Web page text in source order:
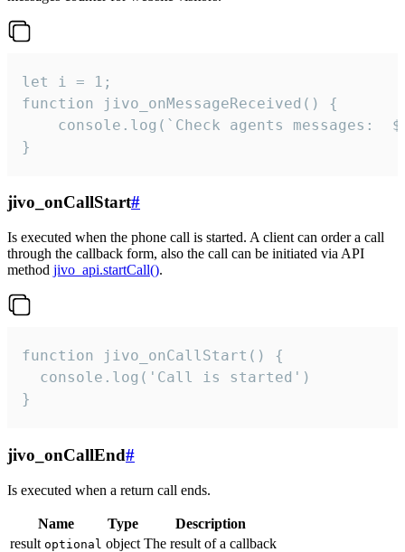
let i = 1;
function jivo_onMessageReceived() {
}
jivo_onCallStart#
Is executed when the phone call is started. A client can order a call
through the callback form, also the call can be initiated via API
method jivo_api.startCall().
function jivo_onCallStart() {
  console.log('Call is started')
}
jivo_onCallEnd#
Is executed when a return call ends.
Name Type
Description
result optional object The result of a callback